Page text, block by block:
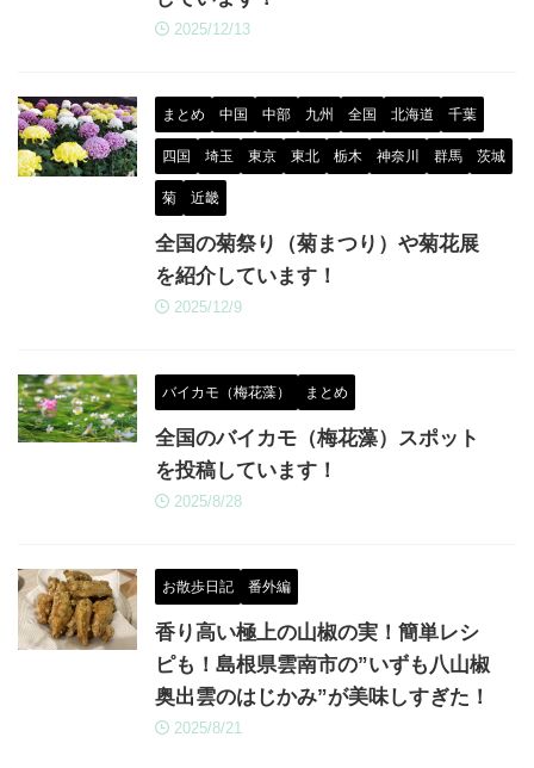
2025/12/13
まとめ 中国 中部 九州 全国 北海道 千葉
四国 埼玉 東京 東北 栃木 神奈川 群馬 茨城
菊 近畿
全国の菊祭り（菊まつり）や菊花展
を紹介しています！
2025/12/9
バイカモ（梅花藻） まとめ
全国のバイカモ（梅花藻）スポット
を投稿しています！
2025/8/28
お散歩日記 番外編
香り高い極上の山椒の実！簡単レシ
ピも！島根県雲南市の”いずも八山椒
奥出雲のはじかみ”が美味しすぎた！
2025/8/21